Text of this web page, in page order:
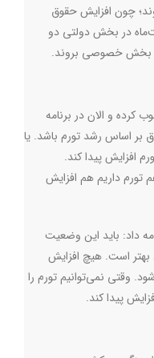
چون افزایش حقوق
در بخش دولتی دو
بخش خصوصی بروند.
و الان در برنامه
اساس رشد تورم باشد. یا
افزایش پیدا کند.
تورم داریم هم افزایش
داد: باید این وضعیت
بهتر است. هیچ افزایش
وقتی نمی‌توانیم تورم را
پیدا کند.